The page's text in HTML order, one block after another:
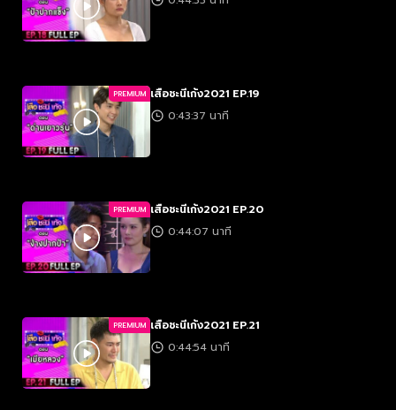
PREMIUM เสือชะนีเก้ง2021 EP.19
0:43:37 นาที
PREMIUM เสือชะนีเก้ง2021 EP.20
0:44:07 นาที
PREMIUM เสือชะนีเก้ง2021 EP.21
0:44:54 นาที